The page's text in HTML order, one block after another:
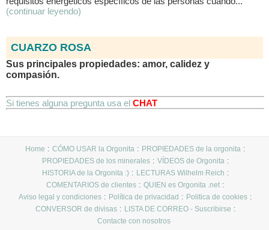
(continuar leyendo)
CUARZO ROSA
Sus principales propiedades: amor, calidez y
compasión.
Si tienes alguna pregunta usa el CHAT
Home CÓMO USAR la Orgonita
PROPIEDADES de la orgonita
PROPIEDADES de los minerales
VÍDEOS de Orgonita
HISTORIA de la Orgonita :)
LECTURAS Wilhelm Reich
COMENTARIOS de clientes
QUIEN es Orgonita .net
Aviso legal y condiciones
Política de privacidad
Politica de cookies
CONVERSOR de divisas
LISTA DE CORREO - Suscribirse
Contacte con nosotros